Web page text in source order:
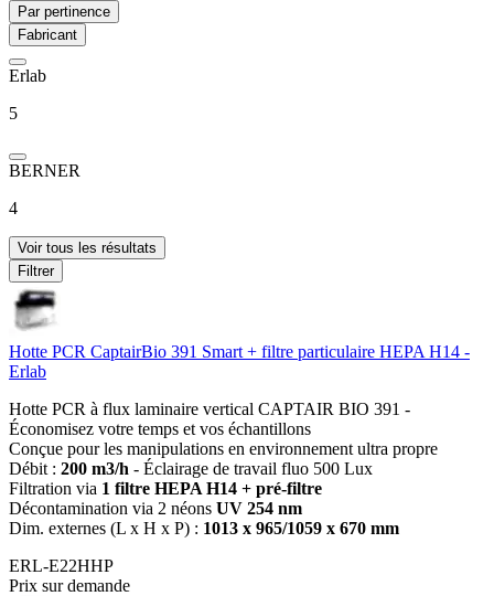
Par pertinence
Fabricant
Erlab
5
BERNER
4
Voir tous les résultats
Filtrer
Hotte PCR CaptairBio 391 Smart + filtre particulaire HEPA H14 -
Erlab
Hotte PCR à flux laminaire vertical CAPTAIR BIO 391 -
Économisez votre temps et vos échantillons
Conçue pour les manipulations en environnement ultra propre
Débit : 200 m3/h - Éclairage de travail fluo 500 Lux
Filtration via 1 filtre HEPA H14 + pré-filtre
Décontamination via 2 néons UV 254 nm
Dim. externes (L x H x P) : 1013 x 965/1059 x 670 mm
ERL-E22HHP
Prix sur demande